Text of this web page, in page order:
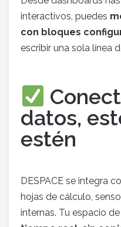
interactivos, puedes
con bloques
escribir una sola línea
datos,
estén
DESPACE se integra
hojas de cálculo,
internas. Tu espacio